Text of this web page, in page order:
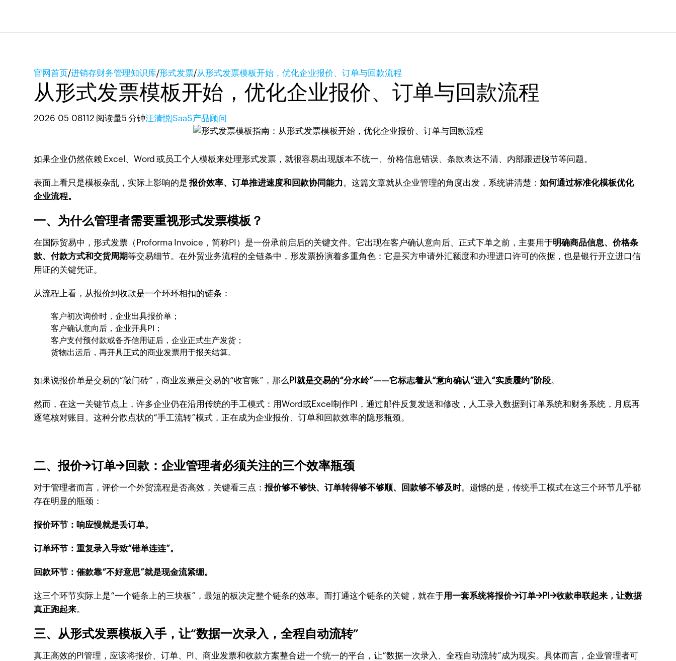
官网首页/进销存财务管理知识库/形式发票/从形式发票模板开始，优化企业报价、订单与回款流程
从形式发票模板开始，优化企业报价、订单与回款流程
2026-05-08112 阅读量5 分钟汪清悦|SaaS产品顾问
如果企业仍然依赖 Excel、Word 或员工个人模板来处理形式发票，就很容易出现版本不统一、价格信息错误、条款表达不清、内部跟进脱节等问题。
表面上看只是模板杂乱，实际上影响的是报价效率、订单推进速度和回款协同能力。这篇文章就从企业管理的角度出发，系统讲清楚：如何通过标准化模板优化
企业流程。
一、为什么管理者需要重视形式发票模板？
在国际贸易中，形式发票（Proforma Invoice，简称PI）是一份承前启后的关键文件。它出现在客户确认意向后、正式下单之前，主要用于明确商品信息、价格条
款、付款方式和交货周期等交易细节。在外贸业务流程的全链条中，形发票扮演着多重角色：它是买方申请外汇额度和办理进口许可的依据，也是银行开立进口信
用证的关键凭证。
从流程上看，从报价到收款是一个环环相扣的链条：
客户初次询价时，企业出具报价单；
客户确认意向后，企业开具PI；
客户支付预付款或备齐信用证后，企业正式生产发货；
货物出运后，再开具正式的商业发票用于报关结算。
如果说报价单是交易的“敲门砖”，商业发票是交易的“收官账”，那么 PI就是交易的“分水岭”——它标志着从“意向确认”进入“实质履约”阶段。
然而，在这一关键节点上，许多企业仍在沿用传统的手工模式：用Word或Excel制作PI，通过邮件反复发送和修改，人工录入数据到订单系统和财务系统，月底再
逐笔核对账目。这种分散点状的“手工流转”模式，正在成为企业报价、订单和回款效率的隐形瓶颈。
二、报价→订单→回款：企业管理者必须关注的三个效率瓶颈
对于管理者而言，评价一个外贸流程是否高效，关键看三点：报价够不够快、订单转得够不够顺、回款够不够及时。遗憾的是，传统手工模式在这三个环节几乎都
存在明显的瓶颈：
报价环节：响应慢就是丢订单。
订单环节：重复录入导致“错单连连”。
回款环节：催款靠“不好意思”就是现金流紧绷。
这三个环节实际上是“一个链条上的三块板”，最短的板决定整个链条的效率。而打通这个链条的关键，就在于用一套系统将报价→订单→PI→收款串联起来，让数据
真正跑起来。
三、从形式发票模板入手，让“数据一次录入，全程自动流转”
真正高效的PI管理，应该将报价、订单、PI、商业发票和收款方案整合进一个统一的平台，让“数据一次录入、全程自动流转”成为现实。具体而言，企业管理者可